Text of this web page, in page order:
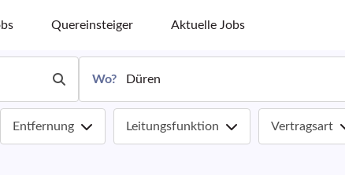
Quereinsteiger Aktuelle Jobs
Wo?
Entfernung Leitungsfunktion Vertragsart